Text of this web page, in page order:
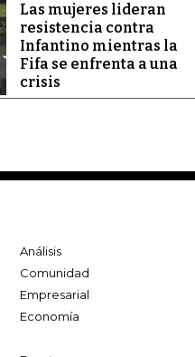
Las mujeres lideran
resistencia contra
Infantino mientras la
Fifa se enfrenta a una
crisis
Análisis
Comunidad
Empresarial
Economía